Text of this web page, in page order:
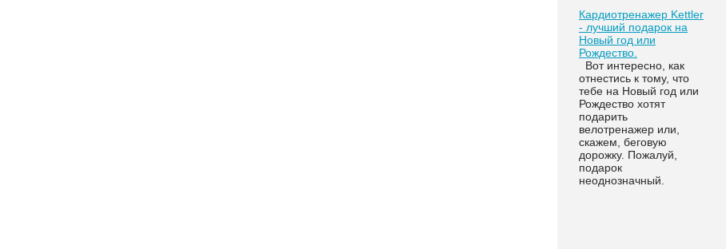
Кардиотренажер Kettler
- лучший подарок на
Новый год или
Рождество.
Вот интересно, как
отнестись к тому, что
тебе на Новый год или
Рождество хотят
подарить
велотренажер или,
скажем, беговую
дорожку. Пожалуй,
подарок
неоднозначный.